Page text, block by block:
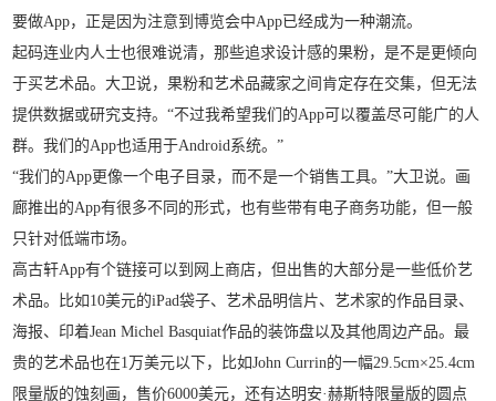
要做App，正是因为注意到博览会中App已经成为一种潮流。
起码连业内人士也很难说清，那些追求设计感的果粉，是不是更倾向
于买艺术品。大卫说，果粉和艺术品藏家之间肯定存在交集，但无法
提供数据或研究支持。“不过我希望我们的App可以覆盖尽可能广的人
群。我们的App也适用于Android系统。”
“我们的App更像一个电子目录，而不是一个销售工具。”大卫说。画
廊推出的App有很多不同的形式，也有些带有电子商务功能，但一般
只针对低端市场。
高古轩App有个链接可以到网上商店，但出售的大部分是一些低价艺
术品。比如10美元的iPad袋子、艺术品明信片、艺术家的作品目录、
海报、印着Jean Michel Basquiat作品的装饰盘以及其他周边产品。最
贵的艺术品也在1万美元以下，比如John Currin的一幅29.5cm×25.4cm
限量版的蚀刻画，售价6000美元，还有达明安·赫斯特限量版的圆点